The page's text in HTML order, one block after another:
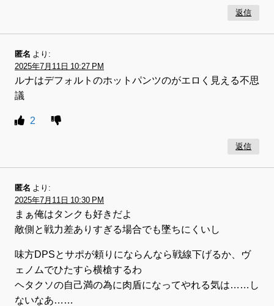
返信
匿名 より:
2025年7月11日 10:27 PM
ルナはデフォルトのホットパンツのがエロく見える不思
議
2
返信
匿名 より:
2025年7月11日 10:30 PM
まぁ俺はタンクも好きだよ
敵側と戦力差ありすぎる場合でも墜ちにくいし
味方DPSとサポが頼りにならんなら戦線下げるか、ヴ
ェノムでひたすら横槍するわ
ヘタクソの自己満の為に肉盾になってやれる気は……し
ないなあ……